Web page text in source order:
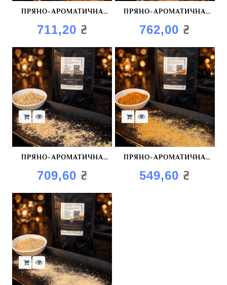
ПРЯНО-АРОМАТИЧНА
СУМІШ “ГОСТРИЙ BBQ”
711,20 ₴
ПРЯНО-АРОМАТИЧНА
СУМІШ “ДОМАШНІЙ BBQ”
762,00₴
ПРЯНО-АРОМАТИЧНА
СУМІШ “ОКСАМИТОВИЙ
ГРИЛЬ”
709,60 ₴
ПРЯНО-АРОМАТИЧНА
СУМІШ “ПІКАНТИНИЙ
BBQ”
549,60₴